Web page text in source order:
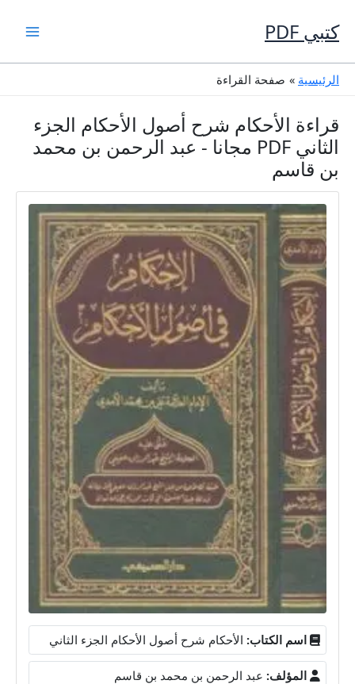
إلى
المحتوى
كتبي PDF
الرئيسية صفحة القراءة
قراءة الأحكام شرح أصول الأحكام الجزء
الثاني PDF مجانا - عبد الرحمن بن محمد
بن قاسم
اسم الكتاب: الأحكام شرح أصول الأحكام الجزء الثاني
المؤلف: عبد الرحمن بن محمد بن قاسم